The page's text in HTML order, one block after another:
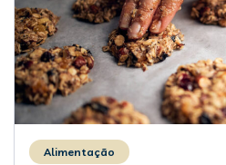
Alimentação